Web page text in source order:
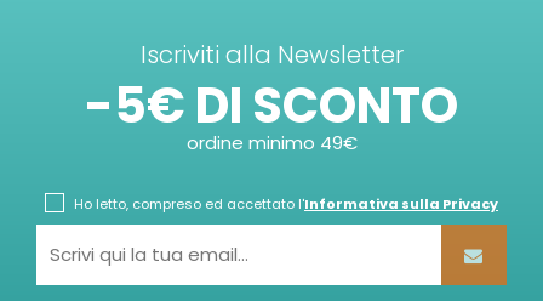
Iscriviti alla Newsletter
-5€ DI SCONTO
ordine minimo 49€
Ho letto, compreso ed accettato l'Informativa sulla Privacy